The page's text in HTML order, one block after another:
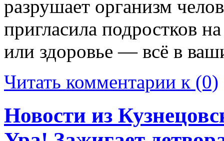
разрушает организм
пригласила подростков
или здоровье — всё в
Читать комментарии к (0)
Новости из